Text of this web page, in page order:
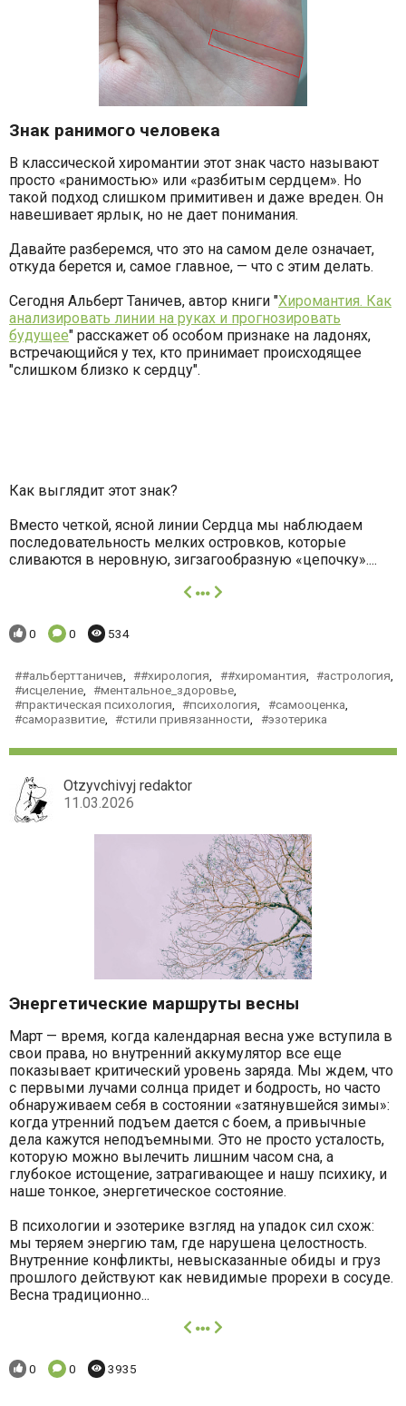
Знак ранимого человека
В классической хиромантии этот знак часто называют
просто «ранимостью» или «разбитым сердцем». Но
такой подход слишком примитивен и даже вреден. Он
навешивает ярлык, но не дает понимания.
Давайте разберемся, что это на самом деле означает,
откуда берется и, самое главное, — что с этим делать.
Сегодня Альберт Таничев, автор книги "Хиромантия. Как
анализировать линии на руках и прогнозировать
будущее" расскажет об особом признаке на ладонях,
встречающийся у тех, кто принимает происходящее
"слишком близко к сердцу".
Как выглядит этот знак?
Вместо четкой, ясной линии Сердца мы наблюдаем
последовательность мелких островков, которые
сливаются в неровную, зигзагообразную «цепочку»....
далее
Понравилось:
0 Комментариев:
0 Просмотров:
534
#альберттаничев #хирология #хиромантия астрология
исцеление, ментальное_здоровье
практическая психология
психология самооценка
саморазвитие, стили привязанности эзотерика
Otzyvchivyj redaktor
11.03.2026
Энергетические маршруты весны
Март — время, когда календарная весна уже вступила в
свои права, но внутренний аккумулятор все еще
показывает критический уровень заряда. Мы ждем, что
с первыми лучами солнца придет и бодрость, но часто
обнаруживаем себя в состоянии «затянувшейся зимы»:
когда утренний подъем дается с боем, а привычные
дела кажутся неподъемными. Это не просто усталость,
которую можно вылечить лишним часом сна, а
глубокое истощение, затрагивающее и нашу психику, и
наше тонкое, энергетическое состояние.
В психологии и эзотерике взгляд на упадок сил схож:
мы теряем энергию там, где нарушена целостность.
Внутренние конфликты, невысказанные обиды и груз
прошлого действуют как невидимые прорехи в сосуде.
Весна традиционно...
далее
Понравилось:
0 Комментариев:
0 Просмотров:
3935